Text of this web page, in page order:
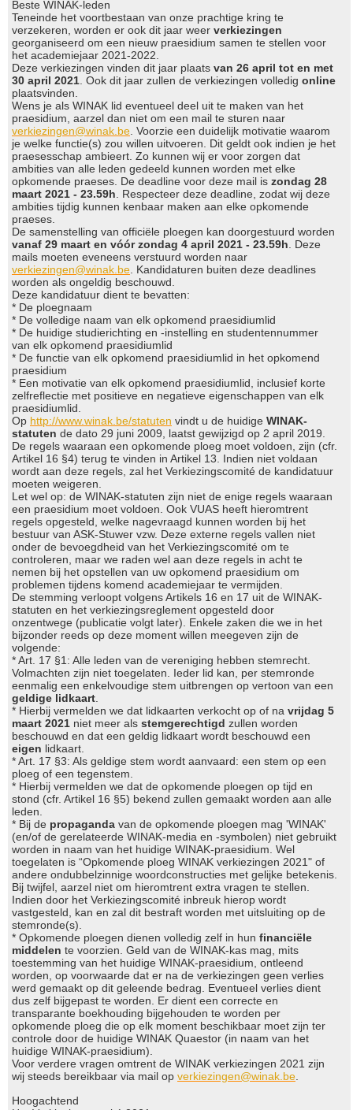
Beste WINAK-leden
Teneinde het voortbestaan van onze prachtige kring te
verzekeren, worden er ook dit jaar weer verkiezingen
georganiseerd om een nieuw praesidium samen te stellen voor
het academiejaar 2021-2022.
Deze verkiezingen vinden dit jaar plaats van 26 april tot en met
30 april 2021 . Ook dit jaar zullen de verkiezingen volledig online
plaatsvinden.
Wens je als WINAK lid eventueel deel uit te maken van het
praesidium, aarzel dan niet om een mail te sturen naar
verkiezingen@winak.be . Voorzie een duidelijk motivatie waarom
je welke functie(s) zou willen uitvoeren. Dit geldt ook indien je het
praesesschap ambieert. Zo kunnen wij er voor zorgen dat
ambities van alle leden gedeeld kunnen worden met elke
opkomende praeses. De deadline voor deze mail is zondag 28
maart 2021 - 23.59h . Respecteer deze deadline, zodat wij deze
ambities tijdig kunnen kenbaar maken aan elke opkomende
praeses.
De samenstelling van officiële ploegen kan doorgestuurd worden
vanaf 29 maart en vóór zondag 4 april 2021 - 23.59h . Deze
mails moeten eveneens verstuurd worden naar
verkiezingen@winak.be . Kandidaturen buiten deze deadlines
worden als ongeldig beschouwd.
Deze kandidatuur dient te bevatten:
* De ploegnaam
* De volledige naam van elk opkomend praesidiumlid
* De huidige studierichting en -instelling en studentennummer
van elk opkomend praesidiumlid
* De functie van elk opkomend praesidiumlid in het opkomend
praesidium
* Een motivatie van elk opkomend praesidiumlid, inclusief korte
zelfreflectie met positieve en negatieve eigenschappen van elk
praesidiumlid.
Op http://www.winak.be/statuten vindt u de huidige WINAK-
statuten de dato 29 juni 2009, laatst gewijzigd op 2 april 2019.
De regels waaraan een opkomende ploeg moet voldoen, zijn (cfr.
Artikel 16 §4) terug te vinden in Artikel 13. Indien niet voldaan
wordt aan deze regels, zal het Verkiezingscomité de kandidatuur
moeten weigeren.
Let wel op: de WINAK-statuten zijn niet de enige regels waaraan
een praesidium moet voldoen. Ook VUAS heeft hieromtrent
regels opgesteld, welke nagevraagd kunnen worden bij het
bestuur van ASK-Stuwer vzw. Deze externe regels vallen niet
onder de bevoegdheid van het Verkiezingscomité om te
controleren, maar we raden wel aan deze regels in acht te
nemen bij het opstellen van uw opkomend praesidium om
problemen tijdens komend academiejaar te vermijden.
De stemming verloopt volgens Artikels 16 en 17 uit de WINAK-
statuten en het verkiezingsreglement opgesteld door
onzentwege (publicatie volgt later). Enkele zaken die we in het
bijzonder reeds op deze moment willen meegeven zijn de
volgende:
* Art. 17 §1: Alle leden van de vereniging hebben stemrecht.
Volmachten zijn niet toegelaten. Ieder lid kan, per stemronde
eenmalig een enkelvoudige stem uitbrengen op vertoon van een
geldige lidkaart
* Hierbij vermelden we dat lidkaarten verkocht op of na vrijdag 5
maart 2021 niet meer als stemgerechtigd zullen worden
beschouwd en dat een geldig lidkaart wordt beschouwd een
eigen lidkaart.
* Art. 17 §3: Als geldige stem wordt aanvaard: een stem op een
ploeg of een tegenstem.
* Hierbij vermelden we dat de opkomende ploegen op tijd en
stond (cfr. Artikel 16 §5) bekend zullen gemaakt worden aan alle
leden.
* Bij de propaganda van de opkomende ploegen mag 'WINAK'
(en/of de gerelateerde WINAK-media en -symbolen) niet gebruikt
worden in naam van het huidige WINAK-praesidium. Wel
toegelaten is “Opkomende ploeg WINAK verkiezingen 2021" of
andere ondubbelzinnige woordconstructies met gelijke betekenis.
Bij twijfel, aarzel niet om hieromtrent extra vragen te stellen.
Indien door het Verkiezingscomité inbreuk hierop wordt
vastgesteld, kan en zal dit bestraft worden met uitsluiting op de
stemronde(s).
* Opkomende ploegen dienen volledig zelf in hun financiële
middelen te voorzien. Geld van de WINAK-kas mag, mits
toestemming van het huidige WINAK-praesidium, ontleend
worden, op voorwaarde dat er na de verkiezingen geen verlies
werd gemaakt op dit geleende bedrag. Eventueel verlies dient
dus zelf bijgepast te worden. Er dient een correcte en
transparante boekhouding bijgehouden te worden per
opkomende ploeg die op elk moment beschikbaar moet zijn ter
controle door de huidige WINAK Quaestor (in naam van het
huidige WINAK-praesidium).
Voor verdere vragen omtrent de WINAK verkiezingen 2021 zijn
wij steeds bereikbaar via mail op verkiezingen@winak.be
Hoogachtend